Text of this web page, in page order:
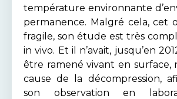
température environnante
permanence. Malgré cela, cet
fragile, son étude est très
in vivo. Et il n’avait, jusqu’en
être ramené vivant en surface,
cause de la décompression,
son observation en